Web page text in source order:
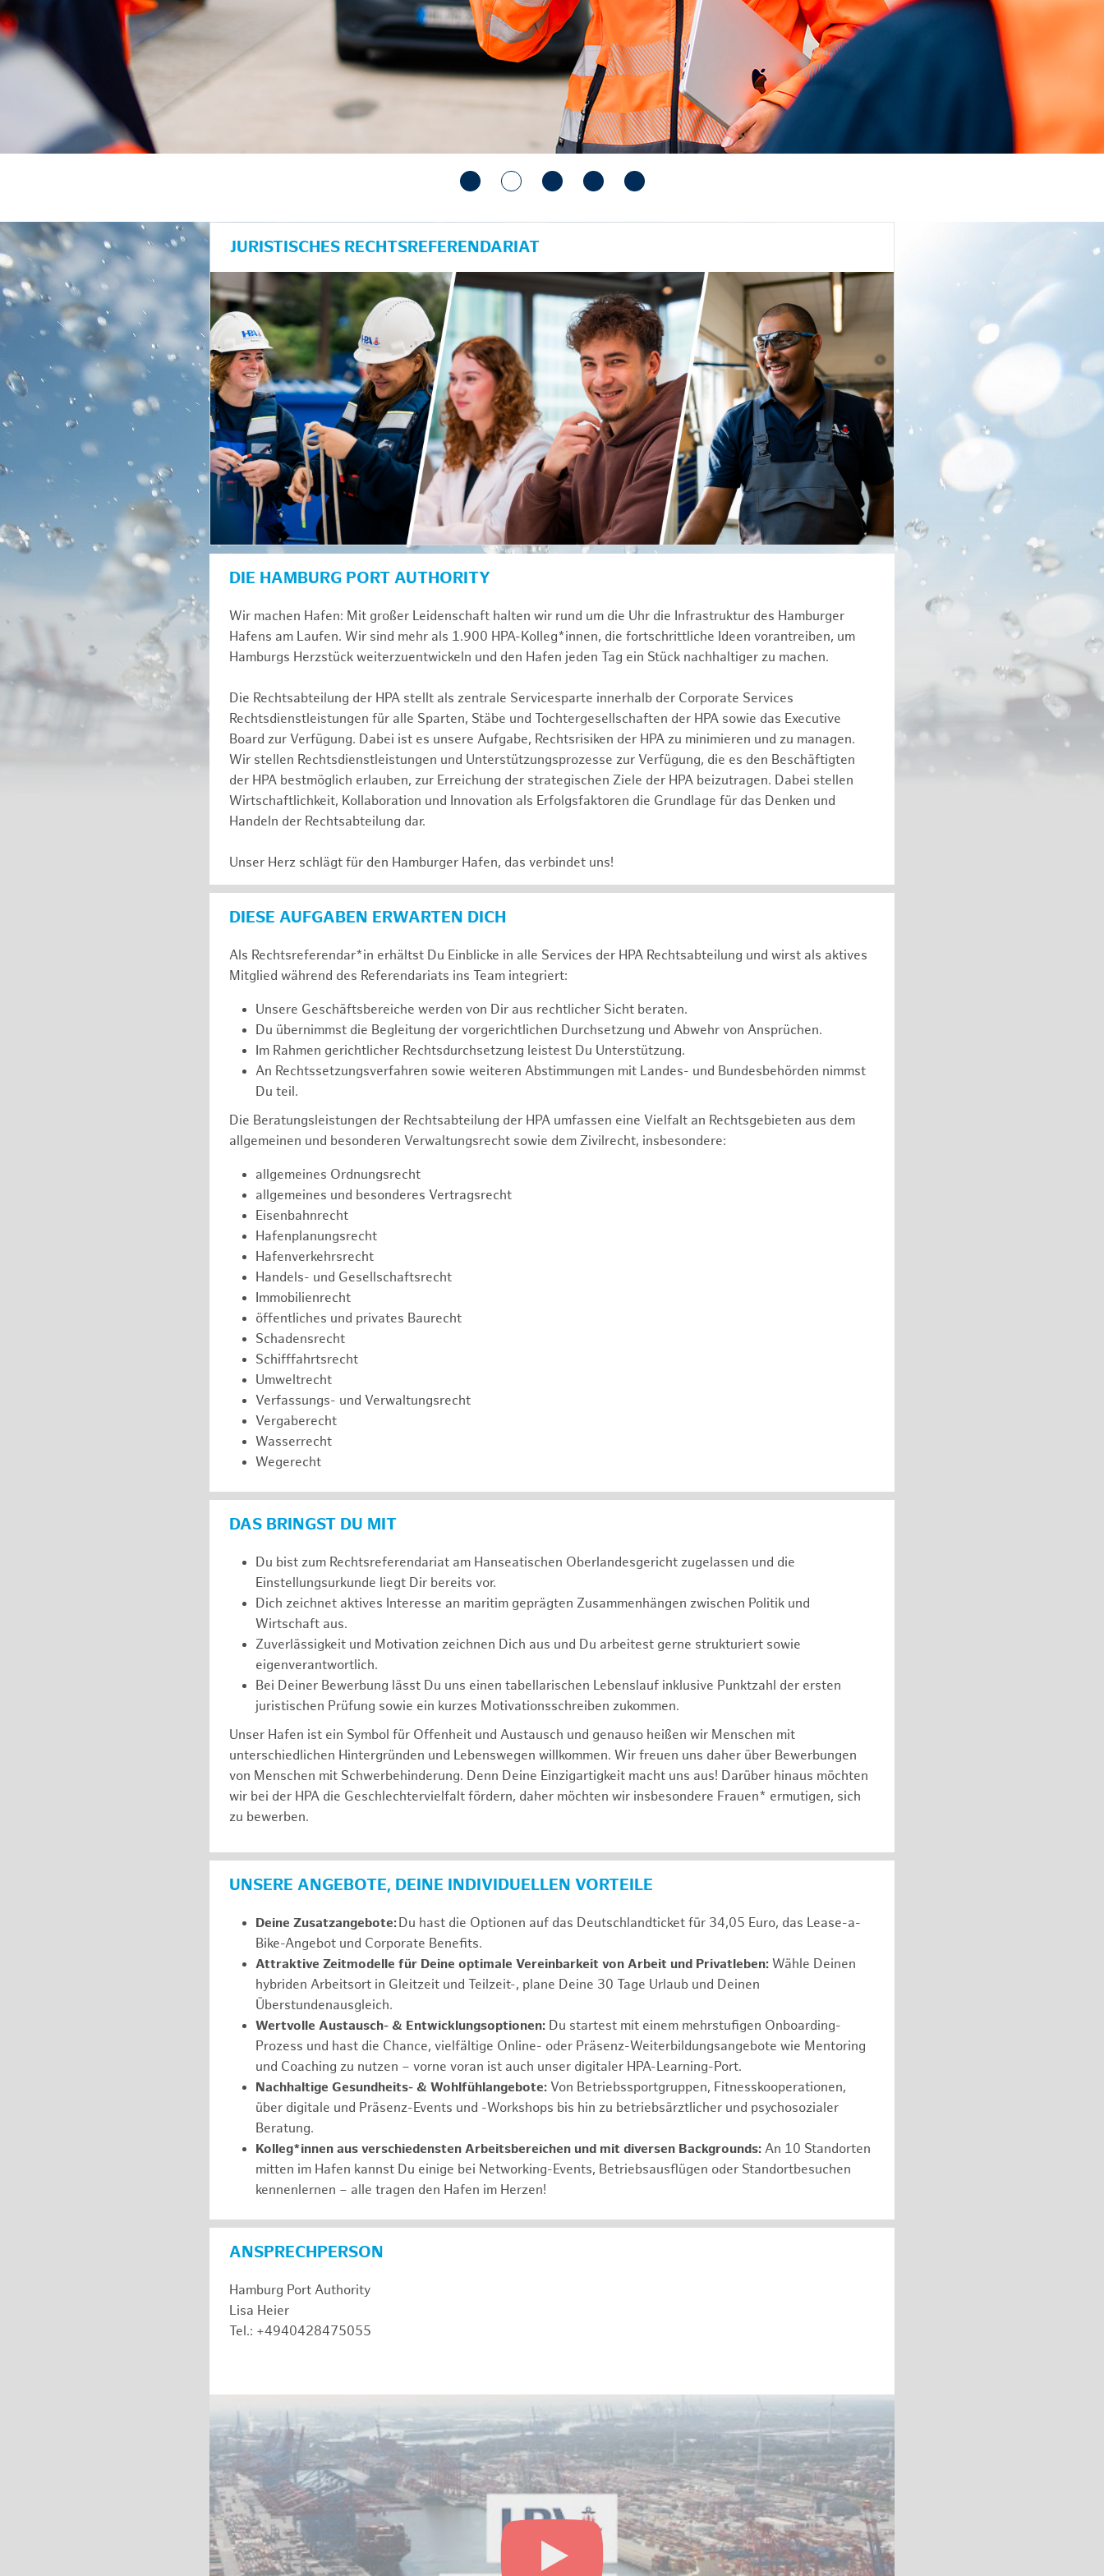
anzeigen/schließen
JURISTISCHES RECHTSREFERENDARIAT
DIE HAMBURG PORT AUTHORITY
Wir machen Hafen: Mit großer Leidenschaft halten wir rund um die Uhr die Infrastruktur des Hamburger
Hafens am Laufen. Wir sind mehr als 1.900 HPA-Kolleg*innen, die fortschrittliche Ideen vorantreiben, um
Hamburgs Herzstück weiterzuentwickeln und den Hafen jeden Tag ein Stück nachhaltiger zu machen.
Die Rechtsabteilung der HPA stellt als zentrale Servicesparte innerhalb der Corporate Services
Rechtsdienstleistungen für alle Sparten, Stäbe und Tochtergesellschaften der HPA sowie das Executive
Board zur Verfügung. Dabei ist es unsere Aufgabe, Rechtsrisiken der HPA zu minimieren und zu managen.
Wir stellen Rechtsdienstleistungen und Unterstützungsprozesse zur Verfügung, die es den Beschäftigten
der HPA bestmöglich erlauben, zur Erreichung der strategischen Ziele der HPA beizutragen. Dabei stellen
Wirtschaftlichkeit, Kollaboration und Innovation als Erfolgsfaktoren die Grundlage für das Denken und
Handeln der Rechtsabteilung dar.
Unser Herz schlägt für den Hamburger Hafen, das verbindet uns!
DIESE AUFGABEN ERWARTEN DICH
Als Rechtsreferendar*in erhältst Du Einblicke in alle Services der HPA Rechtsabteilung und wirst als aktives
Mitglied während des Referendariats ins Team integriert:
Unsere Geschäftsbereiche werden von Dir aus rechtlicher Sicht beraten.
Du übernimmst die Begleitung der vorgerichtlichen Durchsetzung und Abwehr von Ansprüchen.
Im Rahmen gerichtlicher Rechtsdurchsetzung leistest Du Unterstützung.
An Rechtssetzungsverfahren sowie weiteren Abstimmungen mit Landes- und Bundesbehörden nimmst
Du teil.
Die Beratungsleistungen der Rechtsabteilung der HPA umfassen eine Vielfalt an Rechtsgebieten aus dem
allgemeinen und besonderen Verwaltungsrecht sowie dem Zivilrecht, insbesondere:
allgemeines Ordnungsrecht
allgemeines und besonderes Vertragsrecht
Eisenbahnrecht
Hafenplanungsrecht
Hafenverkehrsrecht
Handels- und Gesellschaftsrecht
Immobilienrecht
öffentliches und privates Baurecht
Schadensrecht
Schifffahrtsrecht
Umweltrecht
Verfassungs- und Verwaltungsrecht
Vergaberecht
Wasserrecht
Wegerecht
DAS BRINGST DU MIT
Du bist zum Rechtsreferendariat am Hanseatischen Oberlandesgericht zugelassen und die
Einstellungsurkunde liegt Dir bereits vor.
Dich zeichnet aktives Interesse an maritim geprägten Zusammenhängen zwischen Politik und
Wirtschaft aus.
Zuverlässigkeit und Motivation zeichnen Dich aus und Du arbeitest gerne strukturiert sowie
eigenverantwortlich.
Bei Deiner Bewerbung lässt Du uns einen tabellarischen Lebenslauf inklusive Punktzahl der ersten
juristischen Prüfung sowie ein kurzes Motivationsschreiben zukommen.
Unser Hafen ist ein Symbol für Offenheit und Austausch und genauso heißen wir Menschen mit
unterschiedlichen Hintergründen und Lebenswegen willkommen. Wir freuen uns daher über Bewerbungen
von Menschen mit Schwerbehinderung. Denn Deine Einzigartigkeit macht uns aus! Darüber hinaus möchten
wir bei der HPA die Geschlechtervielfalt fördern, daher möchten wir insbesondere Frauen* ermutigen, sich
zu bewerben.
UNSERE ANGEBOTE, DEINE INDIVIDUELLEN VORTEILE
Deine Zusatzangebote:Du hast die Optionen auf das Deutschlandticket für 34,05 Euro, das Lease-a-
Bike-Angebot und Corporate Benefits.
Attraktive Zeitmodelle für Deine optimale Vereinbarkeit von Arbeit und Privatleben: Wähle Deinen
hybriden Arbeitsort in Gleitzeit und Teilzeit-, plane Deine 30 Tage Urlaub und Deinen
Überstundenausgleich.
Wertvolle Austausch- & Entwicklungsoptionen: Du startest mit einem mehrstufigen Onboarding-
Prozess und hast die Chance, vielfältige Online- oder Präsenz-Weiterbildungsangebote wie Mentoring
und Coaching zu nutzen – vorne voran ist auch unser digitaler HPA-Learning-Port.
Nachhaltige Gesundheits- & Wohlfühlangebote: Von Betriebssportgruppen, Fitnesskooperationen,
über digitale und Präsenz-Events und -Workshops bis hin zu betriebsärztlicher und psychosozialer
Beratung.
Kolleg*innen aus verschiedensten Arbeitsbereichen und mit diversen Backgrounds: An 10 Standorten
mitten im Hafen kannst Du einige bei Networking-Events, Betriebsausflügen oder Standortbesuchen
kennenlernen – alle tragen den Hafen im Herzen!
ANSPRECHPERSON
Hamburg Port Authority
Lisa Heier
Tel.: +4940428475055